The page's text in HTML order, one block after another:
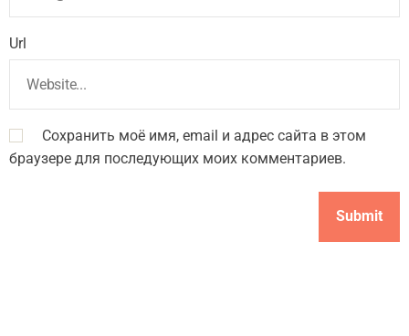
Url
Сохранить моё имя, email и адрес сайта в этом
браузере для последующих моих комментариев.